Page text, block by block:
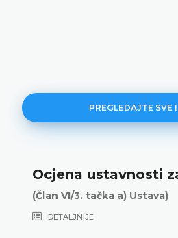
PREGLEDAJTE SVE
Ocjena ustavnosti
(Član VI/3. tačka a) Ustava)
DETALJNIJE